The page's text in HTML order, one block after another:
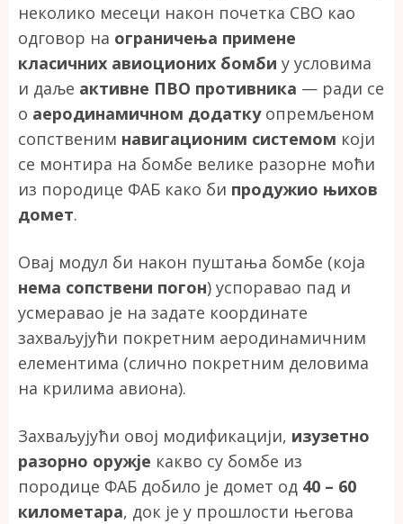
неколико месеци након почетка СВО као
одговор на ограничења примене
класичних авиоционих бомби у условима
и даље активне ПВО противника — ради се
о аеродинамичном додаткуопремљеном
сопственим навигационим системом који
се монтира на бомбе велике разорне моћи
из породице ФАБ како би продужио њихов
домет.
Овај модул би након пуштања бомбе (која
нема сопствени погон) успоравао пад и
усмеравао је на задате координате
захваљујући покретним аеродинамичним
елементима (слично покретним деловима
на крилима авиона).
Захваљујући овој модификацији, изузетно
разорно оружје какво су бомбе из
породице ФАБ добило је домет од 40 – 60
километара, док је у прошлости његова